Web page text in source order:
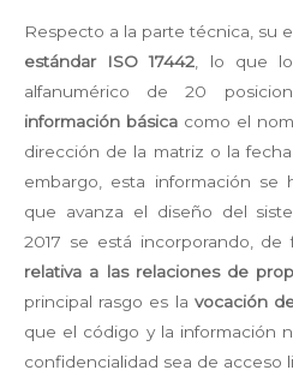
Respecto a la parte técnica, su
estándar ISO 17442 , lo que
alfanumérico de 20
información básica como el
dirección de la matriz o la
embargo, esta información se
que avanza el diseño del
2017 se está incorporando, de
relativa a las relaciones de
principal rasgo es la vocación
que el código y la información
confidencialidad sea de acceso